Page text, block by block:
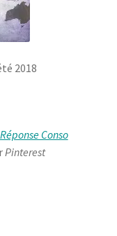
2018
Réponse Conso
Pinterest